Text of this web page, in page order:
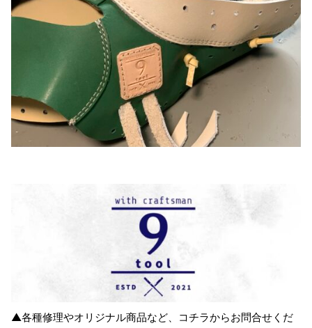
▲各種修理やオリジナル商品など、コチラからお問合せくだ